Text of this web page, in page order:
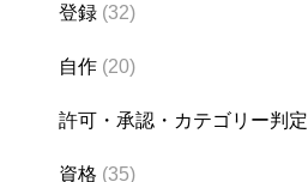
登録 (32)
自作 (20)
許可・承認・カテゴリー判定
資格 (35)